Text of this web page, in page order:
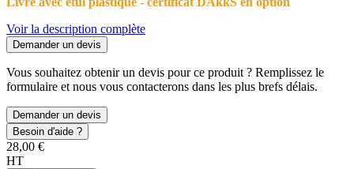
Voir la description complète
Demander un devis
Vous souhaitez obtenir un devis pour ce produit ? Remplissez le
formulaire et nous vous contacterons dans les plus brefs délais.
Demander un devis
Besoin d'aide ?
28,00 €
HT